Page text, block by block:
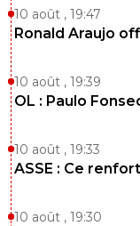
10 août , 19:47
Ronald Araujo
10 août , 19:39
OL : Paulo
10 août , 19:33
ASSE : Ce
10 août , 19:30